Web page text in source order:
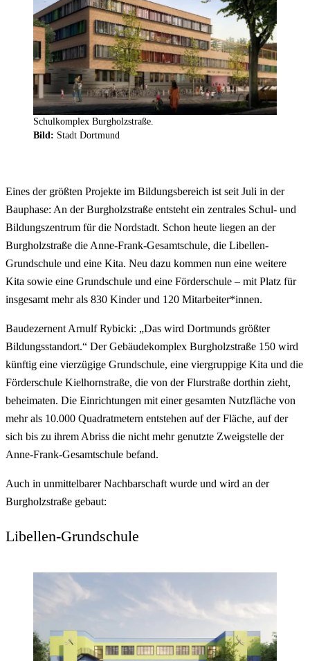
Schulkomplex Burgholzstraße.
Bild: Stadt Dortmund
Eines der größten Projekte im Bildungsbereich ist seit Juli in der
Bauphase: An der Burgholzstraße entsteht ein zentrales Schul- und
Bildungszentrum für die Nordstadt. Schon heute liegen an der
Burgholzstraße die Anne-Frank-Gesamtschule, die Libellen-
Grundschule und eine Kita. Neu dazu kommen nun eine weitere
Kita sowie eine Grundschule und eine Förderschule – mit Platz für
insgesamt mehr als 830 Kinder und 120 Mitarbeiter*innen.
Baudezernent Arnulf Rybicki: „Das wird Dortmunds größter
Bildungsstandort.“ Der Gebäudekomplex Burgholzstraße 150 wird
künftig eine vierzügige Grundschule, eine viergruppige Kita und die
Förderschule Kielhornstraße, die von der Flurstraße dorthin zieht,
beheimaten. Die Einrichtungen mit einer gesamten Nutzfläche von
mehr als 10.000 Quadratmetern entstehen auf der Fläche, auf der
sich bis zu ihrem Abriss die nicht mehr genutzte Zweigstelle der
Anne-Frank-Gesamtschule befand.
Auch in unmittelbarer Nachbarschaft wurde und wird an der
Burgholzstraße gebaut:
Libellen-Grundschule